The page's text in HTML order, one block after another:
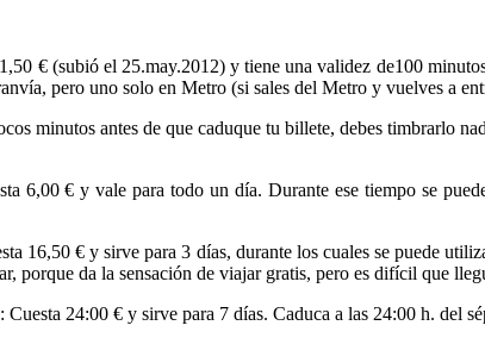
€ (subió el 25.may.2012) y tiene una validez de100
pero uno solo en Metro (si sales del Metro y vuelves a
minutos antes de que caduque tu billete, debes timbrarlo
6,00 € y vale para todo un día. Durante ese tiempo se
16,50 € y sirve para 3 días, durante los cuales se puede
porque da la sensación de viajar gratis, pero es difícil que
: Cuesta 24:00 € y sirve para 7 días. Caduca a las 24:00 h. del